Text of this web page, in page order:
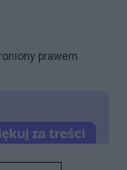
prawem